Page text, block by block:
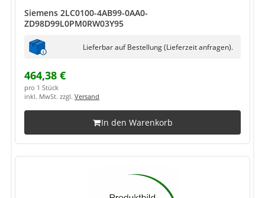
Siemens 2LC0100-4AB99-0AA0-
ZD98D99L0PM0RW03Y95
Lieferbar auf Bestellung (Lieferzeit anfragen).
464,38 €
pro 1 Stück
inkl. MwSt. zzgl. Versand
In den Warenkorb